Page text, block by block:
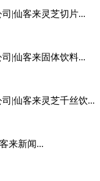
|仙客来灵芝切片...
|仙客来固体饮料...
|仙客来灵芝千丝饮...
来新闻...